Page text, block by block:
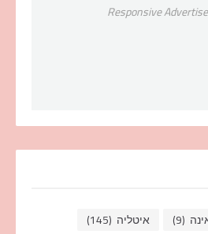
Responsive
(9) איטליה (145)